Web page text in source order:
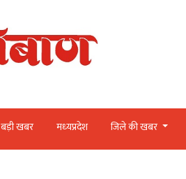
बड़ी खबर मध्‍यप्रदेश जिले की खबर